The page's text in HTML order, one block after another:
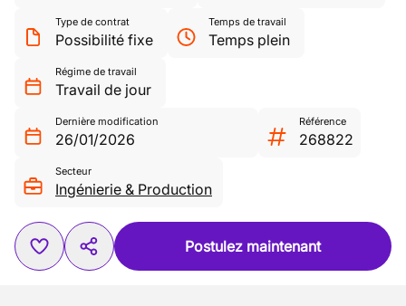
Type de contrat
Possibilité fixe
Temps de travail
Temps plein
Régime de travail
Travail de jour
Dernière modification
26/01/2026
Référence
268822
Secteur
Ingénierie & Production
Postulez maintenant